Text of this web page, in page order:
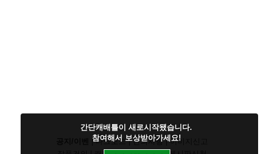
|다크모드|건의사항|이미지신고
간단캐배틀이 새로시작됐습니다.
참여해서 보상받아가세요!